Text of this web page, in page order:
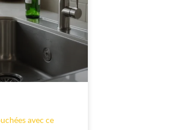
avec ce